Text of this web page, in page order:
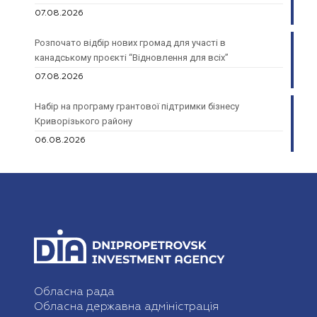
07.08.2026
Розпочато відбір нових громад для участі в
канадському проєкті “Відновлення для всіх”
07.08.2026
Набір на програму грантової підтримки бізнесу
Криворізького району
06.08.2026
Обласна рада
Обласна державна адміністрація